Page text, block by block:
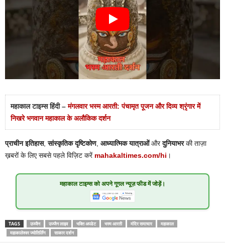
महाकाल टाइम्स हिंदी –मंगलवार भस्म आरती: पंचामृत पूजन और दिव्य श्रृंगार में
निखरे भगवान महाकाल के अलौकिक दर्शन
प्राचीन इतिहास,सांस्कृतिक दृष्टिकोण, आध्यात्मिक यात्राओंऔरदुनियाभरकी ताज़ा
ख़बरों के लिए सबसे पहले विज़िट करें mahakaltimes.com/hi ।
महाकाल टाइम्सको अपने गूगल न्यूज़ फीड में जोड़ें।
TAGS उज्जैन उज्जैन लाइव भक्ति अपडेट भस्म आरती मंदिर समाचार
महाकाल
महाकालेश्वर ज्योतिर्लिंग
साकार दर्शन